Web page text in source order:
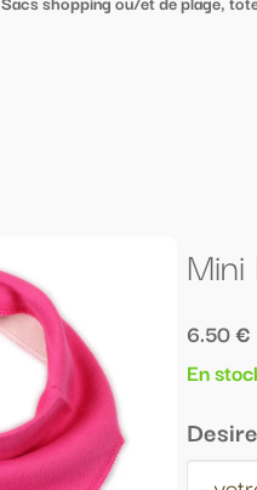
que les textes des sacs
uni
ajouter un prénom